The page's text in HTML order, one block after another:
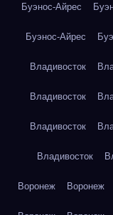
Буэнос-Айрес
Буэнос-Айрес
Владивосток
Владивосток
Владивосток
Владивосток
Воронеж Воронеж